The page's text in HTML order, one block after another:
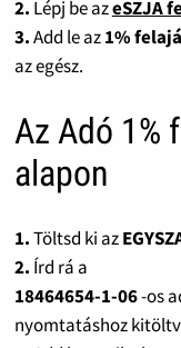
2. Lépj be azeSZJA
3.Add le az1%
az egész.
Az Adó 1%
alapon
1.Töltsd ki az
2. Írd rá a
18464654-1-06-os
nyomtatáshoz